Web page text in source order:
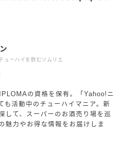
ューハイを飲むソムリエ
の資格を保有。「Yahoo!ニ
も活動中のチューハイマニア。新
して、スーパーのお酒売り場を巡
魅力やお得な情報をお届けしま